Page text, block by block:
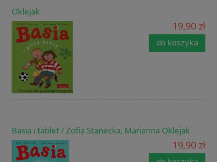
Oklejak
19,90 zł
do koszyka
Basia i tablet / Zofia Stanecka, Marianna Oklejak
19,90 zł